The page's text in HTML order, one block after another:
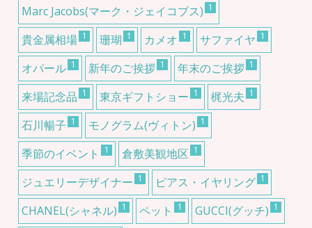
Marc Jacobs(マーク・ジェイコブス) 1
貴金属相場 1 珊瑚 1 カメオ 1 サファイヤ 1
オパール 1 新年のご挨拶 1 年末のご挨拶 1
来場記念品 1 東京ギフトショー 1 梶光夫 1
石川暢子 1 モノグラム(ヴィトン) 1
季節のイベント 1 倉敷美観地区 1
ジュエリーデザイナー 1 ピアス・イヤリング 1
CHANEL(シャネル) 1 ペット 1 GUCCI(グッチ) 1